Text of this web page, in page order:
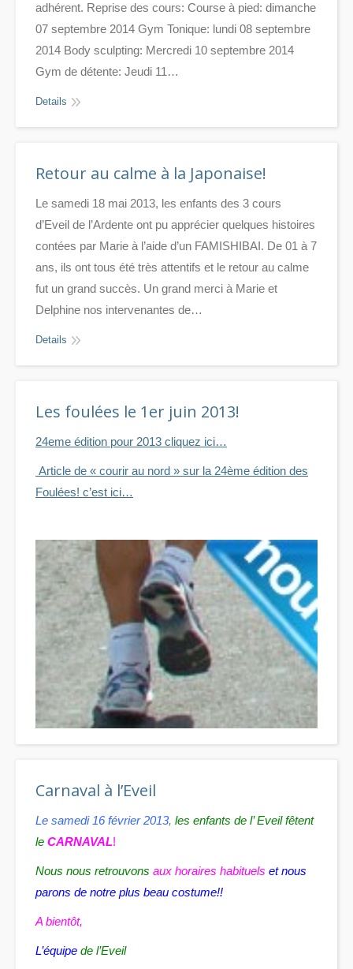
adhérent. Reprise des cours: Course à pied: dimanche
07 septembre 2014 Gym Tonique: lundi 08 septembre
2014 Body sculpting: Mercredi 10 septembre 2014
Gym de détente: Jeudi 11…
Details
Retour au calme à la Japonaise!
Le samedi 18 mai 2013, les enfants des 3 cours
d’Eveil de l’Ardente ont pu apprécier quelques histoires
contées par Marie à l’aide d’un FAMISHIBAI. De 01 à 7
ans, ils ont tous été très attentifs et le retour au calme
fut un grand succès. Un grand merci à Marie et
Delphine nos intervenantes de…
Details
Les foulées le 1er juin 2013!
24eme édition pour 2013 cliquez ici…
Article de « courir au nord » sur la 24ème édition des
Foulées! c’est ici…
Carnaval à l’Eveil
Le samedi 16 février 2013, les enfants de l’ Eveil fêtent
le CARNAVAL!
Nous nous retrouvons aux horaires habituels et nous
parons de notre plus beau costume!!
A bientôt,
L’équipe de l’Eveil